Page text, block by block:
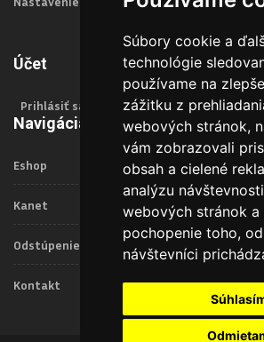
Súbory cookie a
technológie
používame na
zážitku z
webových stránok,
vám zobrazovali
obsah a cielené
analýzu
webových stránok a
pochopenie toho,
návštevníci
Účet
Prihlásiť sa
Navigácia
Eshop
Kanet
Odstúpenie od zmluvy
Kontakt